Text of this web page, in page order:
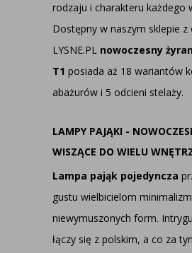
rodzaju i charakteru każdego
Dostępny w naszym sklepie z
LYSNE.PL nowoczesny
T1 posiada aż 18 wariantów
abażurów i 5 odcieni stelaży.
LAMPY PAJĄKI -
WISZĄCE DO WIELU
Lampa pająk pojedyncza
gustu wielbicielom
niewymuszonych form.
łączy się z polskim, a co za